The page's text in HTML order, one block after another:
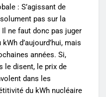
: S’agissant de
pas sur la
ne faut donc pas juger
d’aujourd’hui, mais
années. Si,
le disent, le prix de
dans les
du kWh nucléaire